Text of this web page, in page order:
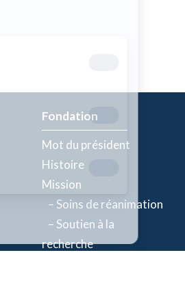
Fondation
Mot du président
Histoire
Mission
– Soins de réanimation
– Soutien à la
recherche